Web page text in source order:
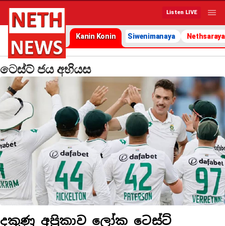
Listen LIVE
Kanin Konin Siwenimanaya Nethsaraya
ටෙස්ට් ජය අභියස
දකුණු අප්‍රිකාව ලෝක ටෙස්ට්